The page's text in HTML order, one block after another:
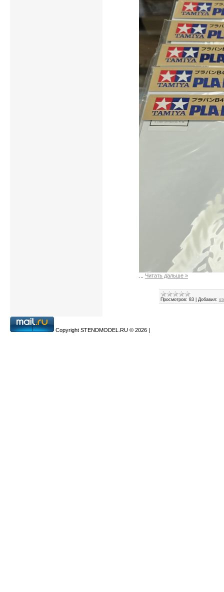
Читать дальше »
Просмотров: 83 Добавил:
Copyright STENDMODEL.RU © 2026 |